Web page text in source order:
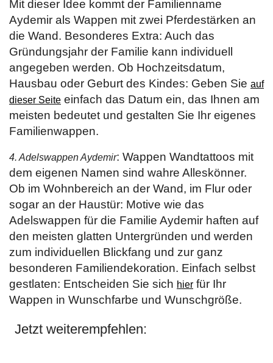
Mit dieser Idee kommt der Familienname
Aydemir als Wappen mit zwei Pferdestärken an
die Wand. Besonderes Extra: Auch das
Gründungsjahr der Familie kann individuell
angegeben werden. Ob Hochzeitsdatum,
Hausbau oder Geburt des Kindes: Geben Sie auf
dieser Seite einfach das Datum ein, das Ihnen am
meisten bedeutet und gestalten Sie Ihr eigenes
Familienwappen.
4. Adelswappen Aydemir: Wappen Wandtattoos mit
dem eigenen Namen sind wahre Alleskönner.
Ob im Wohnbereich an der Wand, im Flur oder
sogar an der Haustür: Motive wie das
Adelswappen für die Familie Aydemir haften auf
den meisten glatten Untergründen und werden
zum individuellen Blickfang und zur ganz
besonderen Familiendekoration. Einfach selbst
gestlaten: Entscheiden Sie sich hier für Ihr
Wappen in Wunschfarbe und Wunschgröße.
Jetzt weiterempfehlen: